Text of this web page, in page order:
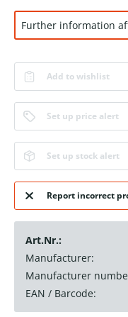
Further information
Add to wishlist
Set up price alert
Set up stock alert
Report incorrect
Art.Nr.:
Manufacturer:
Manufacturer
EAN / Barcode: